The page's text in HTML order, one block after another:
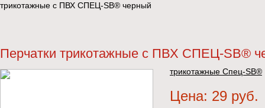
трикотажные с ПВХ СПЕЦ-SB® черный
Перчатки трикотажные с ПВХ СПЕЦ-SB®
трикотажные Спец-SB®
Цена: 29 руб.